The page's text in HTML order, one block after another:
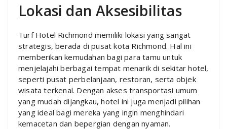
Lokasi dan Aksesibilitas
Turf Hotel Richmond memiliki lokasi yang sangat
strategis, berada di pusat kota Richmond. Hal ini
memberikan kemudahan bagi para tamu untuk
menjelajahi berbagai tempat menarik di sekitar hotel,
seperti pusat perbelanjaan, restoran, serta objek
wisata terkenal. Dengan akses transportasi umum
yang mudah dijangkau, hotel ini juga menjadi pilihan
yang ideal bagi mereka yang ingin menghindari
kemacetan dan bepergian dengan nyaman.